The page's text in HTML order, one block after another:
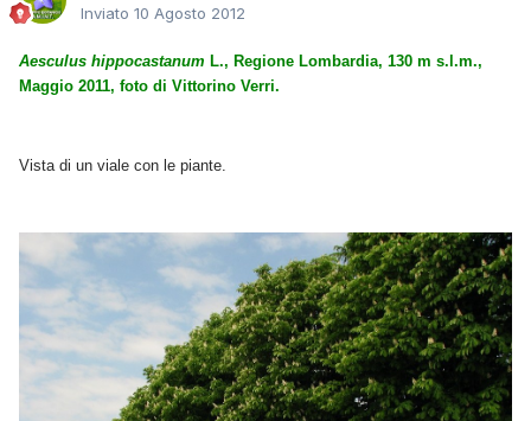
Inviato 10 Agosto 2012
Aesculus hippocastanum L., Regione Lombardia, 130 m s.l.m.,
Maggio 2011, foto di Vittorino Verri.
Vista di un viale con le piante.